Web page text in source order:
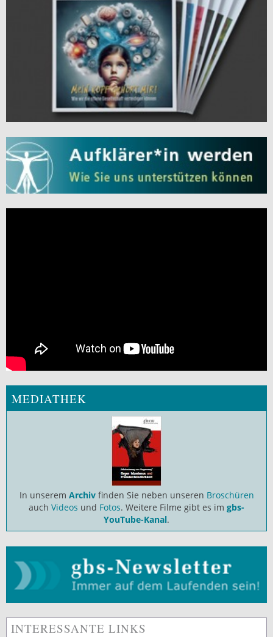
MEDIATHEK
In unserem Archiv finden Sie neben unseren Broschüren
auch Videos und Fotos. Weitere Filme gibt es im gbs-
YouTube-Kanal.
INTERESSANTE LINKS